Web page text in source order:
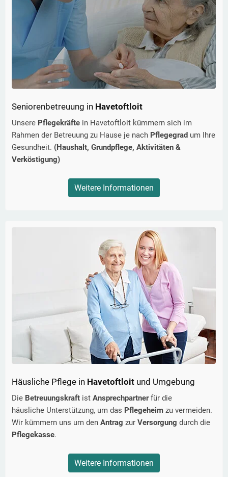
Seniorenbetreuung in Havetoftloit
Unsere Pflegekräfte in Havetoftloit kümmern sich im
Rahmen der Betreuung zu Hause je nach Pflegegrad um Ihre
Gesundheit. (Haushalt, Grundpflege, Aktivitäten &
Verköstigung)
Weitere Informationen
Häusliche Pflege in Havetoftloit und Umgebung
Die Betreuungskraft ist Ansprechpartnerfür die
häusliche Unterstützung, um das Pflegeheim zu vermeiden.
Wir kümmern uns um den Antrag zur Versorgung durch die
Pflegekasse.
Weitere Informationen